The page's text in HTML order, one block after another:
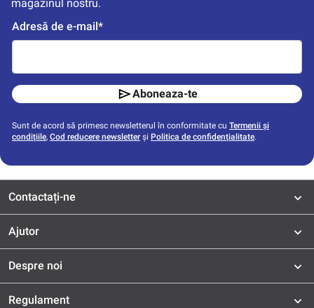
magazinul nostru.
Adresă de e-mail*
Aboneaza-te
Sunt de acord să primesc newsletterul în conformitate cu Termenii și
condițiile, Cod reducere newsletter și Politica de confidențialitate.
Contactați-ne
Ajutor
Despre noi
Regulament